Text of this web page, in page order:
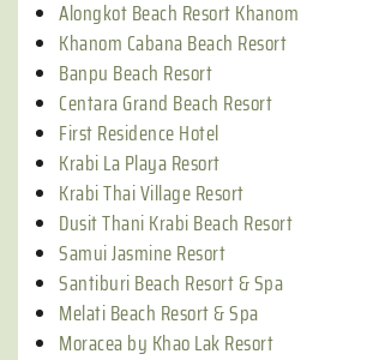
Alongkot Beach Resort Khanom
Khanom Cabana Beach Resort
Banpu Beach Resort
Centara Grand Beach Resort
First Residence Hotel
Krabi La Playa Resort
Krabi Thai Village Resort
Dusit Thani Krabi Beach Resort
Samui Jasmine Resort
Santiburi Beach Resort & Spa
Melati Beach Resort & Spa
Moracea by Khao Lak Resort